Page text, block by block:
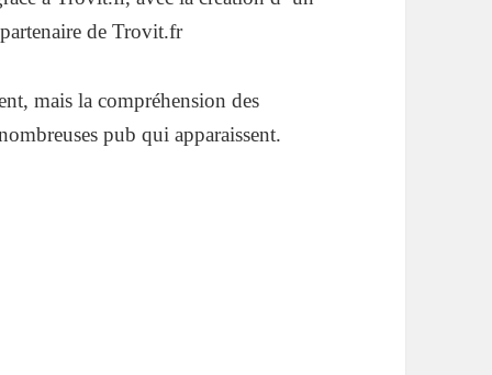
de Trovit.fr
mais la compréhension des
pub qui apparaissent.